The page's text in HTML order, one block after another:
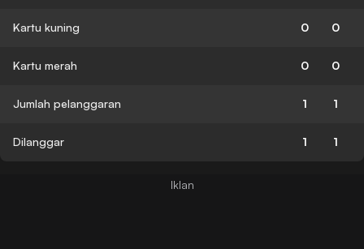
Kartu kuning 0 0
Kartu merah 0 0
Jumlah pelanggaran 1 1
Dilanggar 1 1